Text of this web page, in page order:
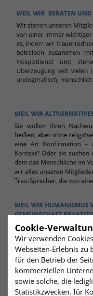
Cookie-
Wir verwenden
Webseiten-Erlebnis zu
für den Betrieb der
kommerziellen
sowie solche, die
Statistikzwecken, für